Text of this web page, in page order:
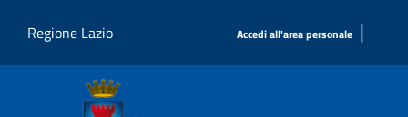
Regione Lazio
Accedi all'area personale |